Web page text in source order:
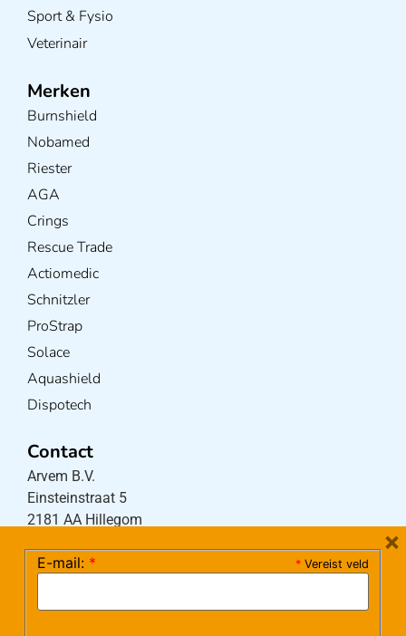
Sport & Fysio
Veterinair
Merken
Burnshield
Nobamed
Riester
AGA
Crings
Rescue Trade
Actiomedic
Schnitzler
ProStrap
Solace
Aquashield
Dispotech
Contact
Arvem B.V.
Einsteinstraat 5
2181 AA Hillegom
(maandag – donderdag 08:30-17:15 uur / vrijdag
* Vereist veld
E-mail: *
×